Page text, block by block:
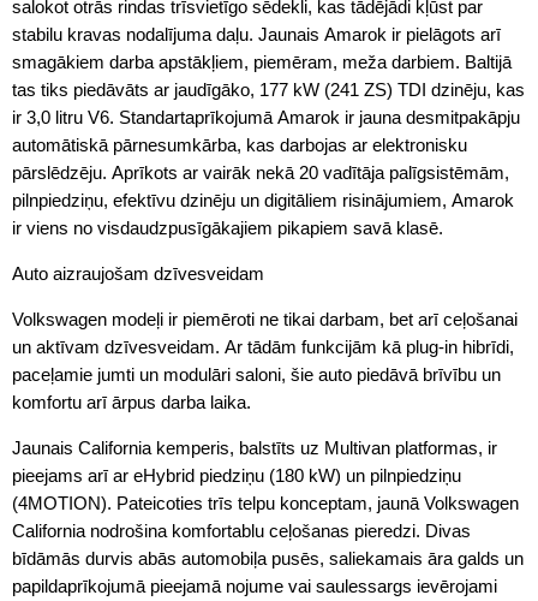
salokot otrās rindas trīsvietīgo sēdekli, kas tādējādi kļūst par
stabilu kravas nodalījuma daļu. Jaunais Amarok ir pielāgots arī
smagākiem darba apstākļiem, piemēram, meža darbiem. Baltijā
tas tiks piedāvāts ar jaudīgāko, 177 kW (241 ZS) TDI dzinēju, kas
ir 3,0 litru V6. Standartaprīkojumā Amarok ir jauna desmitpakāpju
automātiskā pārnesumkārba, kas darbojas ar elektronisku
pārslēdzēju. Aprīkots ar vairāk nekā 20 vadītāja palīgsistēmām,
pilnpiedziņu, efektīvu dzinēju un digitāliem risinājumiem, Amarok
ir viens no visdaudzpusīgākajiem pikapiem savā klasē.
Auto aizraujošam dzīvesveidam
Volkswagen modeļi ir piemēroti ne tikai darbam, bet arī ceļošanai
un aktīvam dzīvesveidam. Ar tādām funkcijām kā plug-in hibrīdi,
paceļamie jumti un modulāri saloni, šie auto piedāvā brīvību un
komfortu arī ārpus darba laika.
Jaunais California kemperis, balstīts uz Multivan platformas, ir
pieejams arī ar eHybrid piedziņu (180 kW) un pilnpiedziņu
(4MOTION). Pateicoties trīs telpu konceptam, jaunā Volkswagen
California nodrošina komfortablu ceļošanas pieredzi. Divas
bīdāmās durvis abās automobiļa pusēs, saliekamais āra galds un
papildaprīkojumā pieejamā nojume vai saulessargs ievērojami